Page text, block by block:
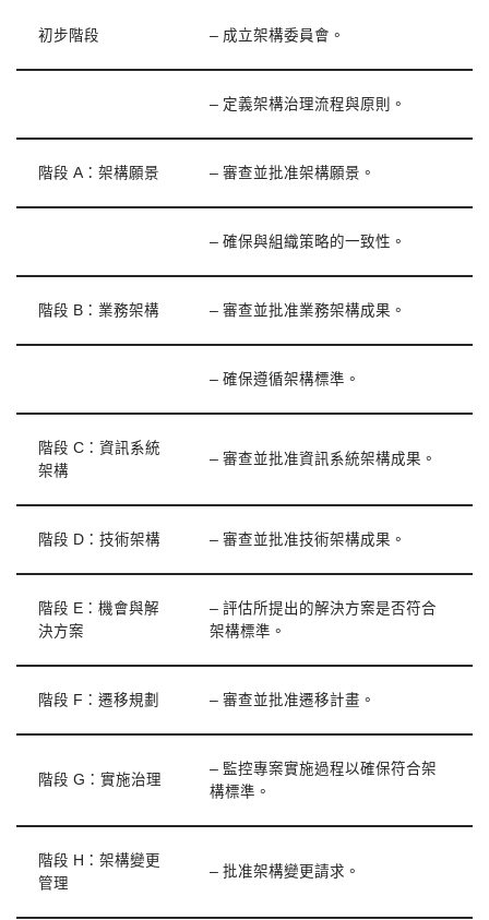
初步階段 – 成立架構委員會。
– 定義架構治理流程與原則。
階段 A：架構願景 – 審查並批准架構願景。
– 確保與組織策略的一致性。
階段 B：業務架構 – 審查並批准業務架構成果。
– 確保遵循架構標準。
階段 C：資訊系統
架構
– 審查並批准資訊系統架構成果。
階段 D：技術架構 – 審查並批准技術架構成果。
階段 E：機會與解
決方案
– 評估所提出的解決方案是否符合
架構標準。
階段 F：遷移規劃 – 審查並批准遷移計畫。
階段 G：實施治理
– 監控專案實施過程以確保符合架
構標準。
階段 H：架構變更
管理
– 批准架構變更請求。